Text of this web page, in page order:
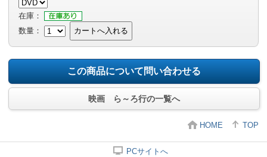
在庫：
数量：
カートへ入れる
この商品について問い合わせる
映画 ら～ろ行の一覧へ
HOME TOP
PCサイトへ